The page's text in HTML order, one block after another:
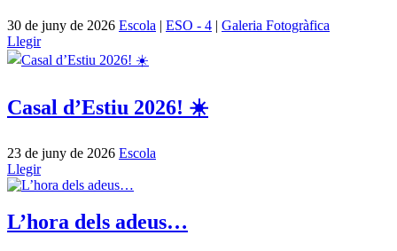
30 de juny de 2026 Escola | ESO - 4 | Galeria Fotogràfica
Llegir
Casal d’Estiu 2026! ☀️
23 de juny de 2026 Escola
Llegir
L’hora dels adeus…